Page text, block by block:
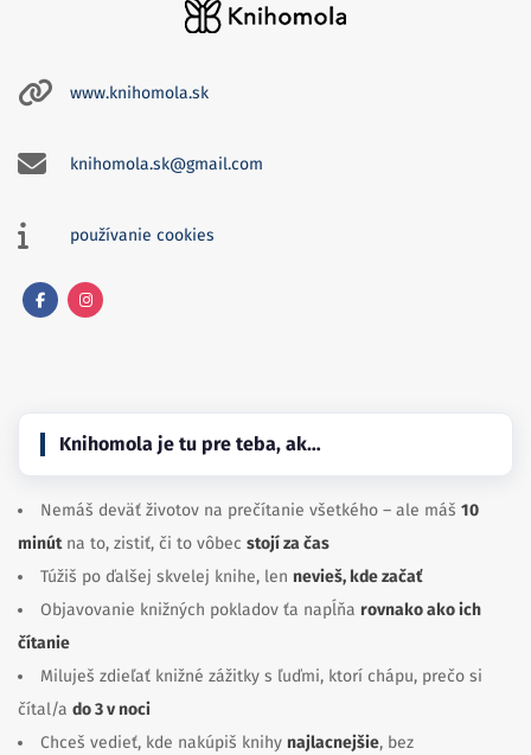
www.knihomola.sk
knihomola.sk@gmail.com
používanie cookies
Knihomola je tu pre teba, ak…
Nemáš deväť životov na prečítanie všetkého – ale máš 10
minútna to, zistiť, či to vôbec stojí za čas
Túžiš po ďalšej skvelej knihe, len nevieš, kde začať
Objavovanie knižných pokladov ťa napĺňa rovnako ako ich
čítanie
Miluješ zdieľať knižné zážitky s ľuďmi, ktorí chápu, prečo si
čítal/a do 3 v noci
Chceš vedieť, kde nakúpiš knihy najlacnejšie, bez